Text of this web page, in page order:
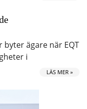
ägare när EQT
i
LÄS MER »